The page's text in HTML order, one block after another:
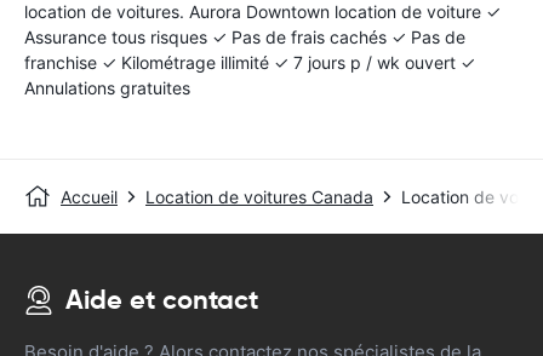
location de voitures. Aurora Downtown location de voiture ✓
Assurance tous risques ✓ Pas de frais cachés ✓ Pas de
franchise ✓ Kilométrage illimité ✓ 7 jours p / wk ouvert ✓
Annulations gratuites
Accueil Location de voitures Canada Location de
Aide et contact